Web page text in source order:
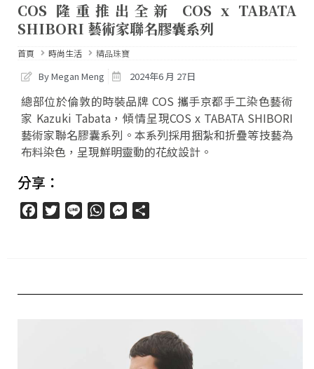
COS 隆重推出全新 COS x TABATA
SHIBORI 藝術家聯名膠囊系列
首頁 時尚生活 精品珠寶
By Megan Meng 2024年6 月 27日
總部位於倫敦的時裝品牌 COS 攜手京都手工染色藝術
家 Kazuki Tabata，傾情呈現COS x TABATA SHIBORI
藝術家聯名膠囊系列。本系列採用捆紮和折疊等技藝為
布料染色，呈現鮮明靈動的花紋設計。
分享：
FacebookTwitter
Line WhatsAppMessenger